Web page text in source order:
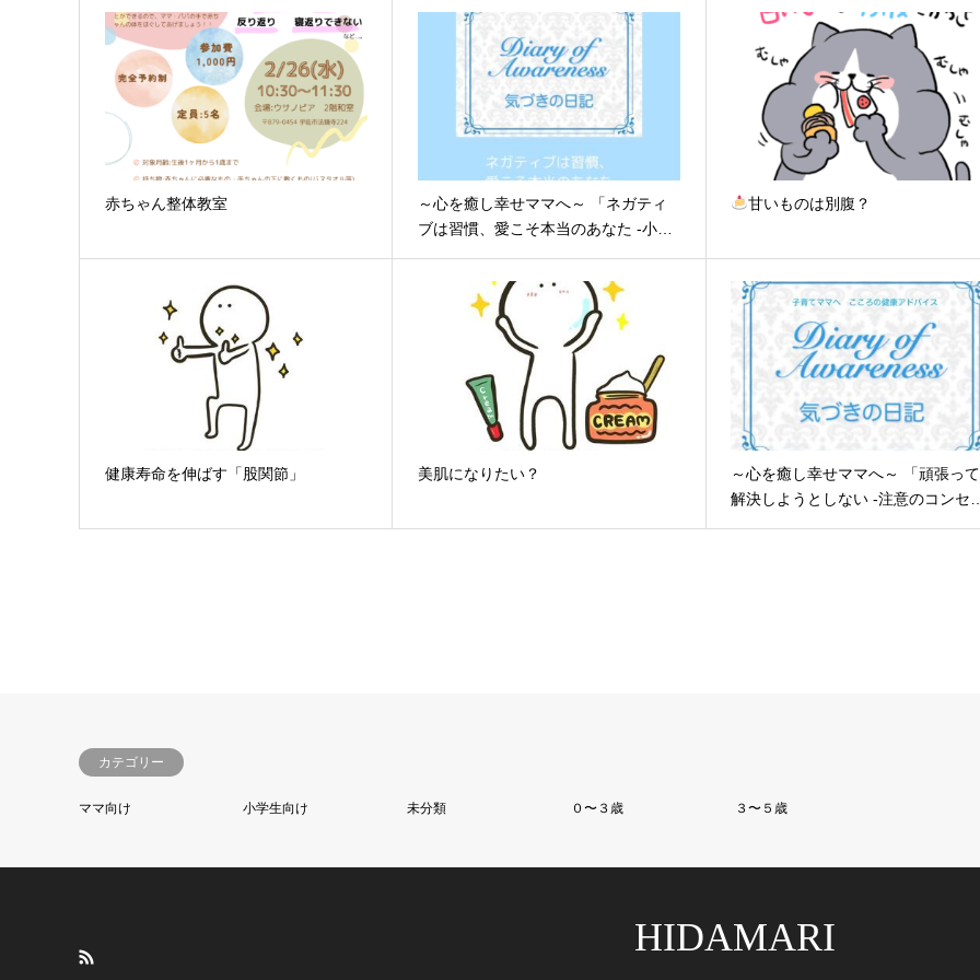
赤ちゃん整体教室
～心を癒し幸せママへ～ 「ネガティ
ブは習慣、愛こそ本当のあなた -小…
甘いものは別腹？
健康寿命を伸ばす「股関節」 美肌になりたい？
～心を癒し幸せママへ～ 「頑張って
解決しようとしない -注意のコンセ
カテゴリー
ママ向け 小学生向け 未分類 ０〜３歳 ３〜５歳
HIDAMARI